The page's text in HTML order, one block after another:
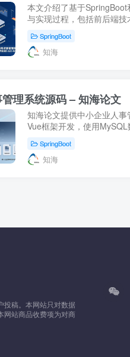
本文介绍了基于
与实现过程，包括前后端
SpringBoot
知海
理系统源码 – 知海论文
知海论文提供中小企业人
Vue框架开发，使用
理想选择。
SpringBoot
知海
投稿。本网站只对数据
网站商品收费项为对商